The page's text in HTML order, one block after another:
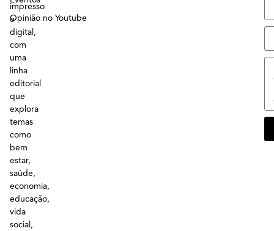
impresso
e
digital,
com
uma
linha
editorial
que
explora
temas
como
bem
estar,
saúde,
economia,
educação,
vida
social,
Opinião no Youtube